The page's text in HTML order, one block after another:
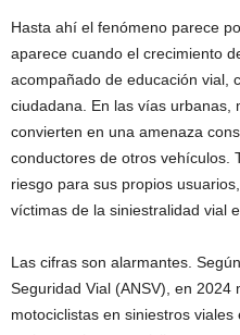
Hasta ahí el fenómeno parece
aparece cuando el crecimiento
acompañado de educación vial,
ciudadana. En las vías urbanas,
convierten en una amenaza
conductores de otros vehículos.
riesgo para sus propios
víctimas de la siniestralidad vial
Las cifras son alarmantes.
Seguridad Vial (ANSV), en 2024
motociclistas en siniestros